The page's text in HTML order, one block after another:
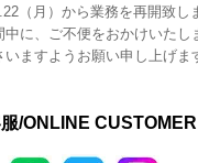
（月）から業務を再開致し
中に、ご不便をおかけいたし
いますようお願い申し上げま
/ONLINE